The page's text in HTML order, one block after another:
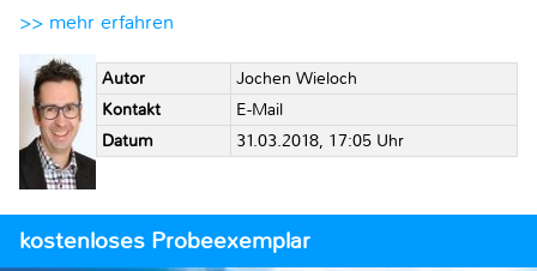
>> mehr erfahren
Autor
Jochen Wieloch
Kontakt
E-Mail
Datum
31.03.2018, 17:05 Uhr
kostenloses Probeexemplar